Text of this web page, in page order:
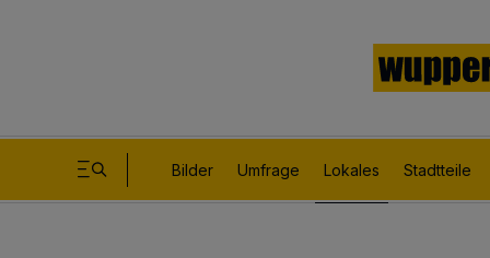
Bilder Umfrage Lokales Stadtteile